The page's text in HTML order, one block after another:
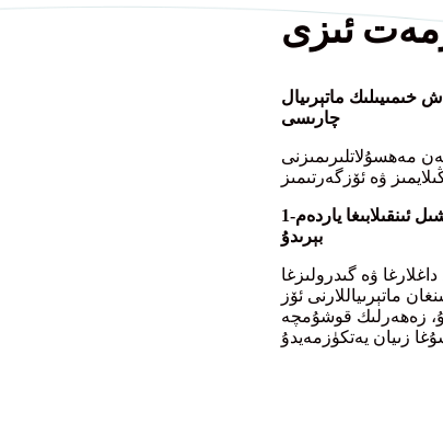
ئىزى
ماتېرىيال
چارىسى
مەھسۇلاتلىرىمىزنى
1-ھەل قىلىش چارىسى: سىلىكونلۇق ۋېگان تېرىسى مودا كەسپىنىڭ يېشىل ئىنقىلابىغا ياردەم
بېرىدۇ
ۋە گىدرولىزغا
ماتېرىياللارنى ئۆز
زەھەرلىك قوشۇمچە